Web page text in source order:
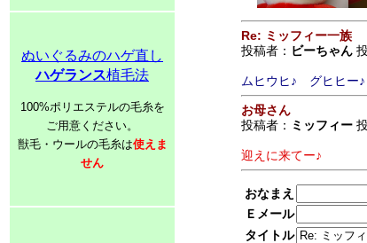
ぬいぐるみのハゲ直し
ハゲランス植毛法
100%ポリエステルの毛糸を
ご用意ください。
獣毛・ウールの毛糸は使えま
せん
Re: ミッフィー一族
投稿者： ビーちゃん
ムヒウヒ♪ グヒヒー♪
お母さん
投稿者： ミッフィー
迎えに来てー♪
おなまえ
Ｅメール
タイトル